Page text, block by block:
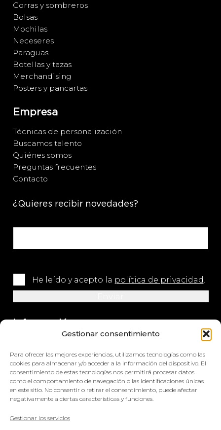
Gestionar consentimiento
Para ofrecer las mejores experiencias, utilizamos tecnologías como las
cookies para almacenar y/o acceder a la información del dispositivo. El
consentimiento de estas tecnologías nos permitirá procesar datos
como el comportamiento de navegación o las identificaciones únicas
en este sitio. No consentir o retirar el consentimiento, puede afectar
negativamente a ciertas características y funciones.
Gestionar los servicios
Gorras y sombreros
Bolsas
Mochilas
Neceseres
Paraguas
Botellas y tazas
Merchandising
Posters y pancartas
Empresa
Técnicas de personalización
Buscamos talento
Quiénes somos
Preguntas frecuentes
Contacto
¿Quieres recibir novedades?
He leído y acepto la política de privacidad.
Información
info@impretex.com
Síguenos en redes sociales